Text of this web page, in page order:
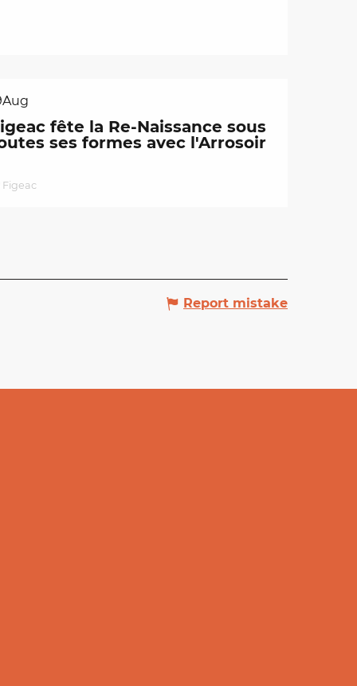
Aug
fête la Re-Naissance sous
ses formes avec l'Arrosoir
Figeac
Report mistake